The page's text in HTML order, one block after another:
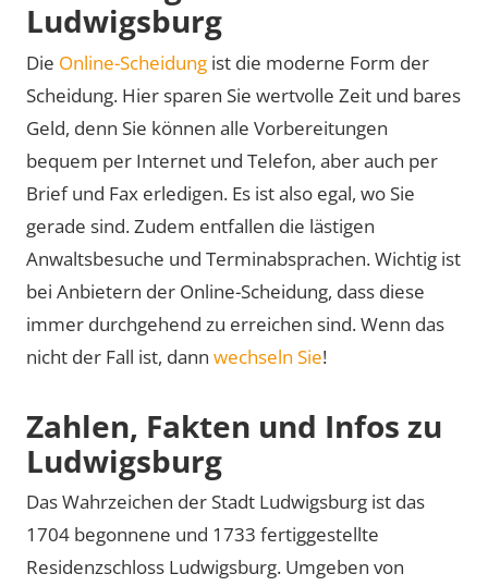
Ludwigsburg
Die Online-Scheidung ist die moderne Form der
Scheidung. Hier sparen Sie wertvolle Zeit und bares
Geld, denn Sie können alle Vorbereitungen
bequem per Internet und Telefon, aber auch per
Brief und Fax erledigen. Es ist also egal, wo Sie
gerade sind. Zudem entfallen die lästigen
Anwaltsbesuche und Terminabsprachen. Wichtig ist
bei Anbietern der Online-Scheidung, dass diese
immer durchgehend zu erreichen sind. Wenn das
nicht der Fall ist, dann wechseln Sie!
Zahlen, Fakten und Infos zu
Ludwigsburg
Das Wahrzeichen der Stadt Ludwigsburg ist das
1704 begonnene und 1733 fertiggestellte
Residenzschloss Ludwigsburg. Umgeben von